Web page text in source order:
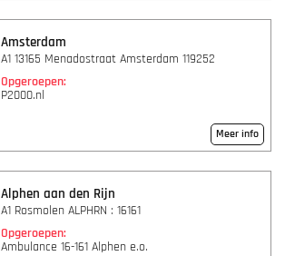
Amsterdam
A1 13165 Menadostraat Amsterdam 119252
Opgeroepen:
P2000.nl
Meer info
Alphen aan den Rijn
A1 Rosmolen ALPHRN : 16161
Opgeroepen:
Ambulance 16-161 Alphen e.o.